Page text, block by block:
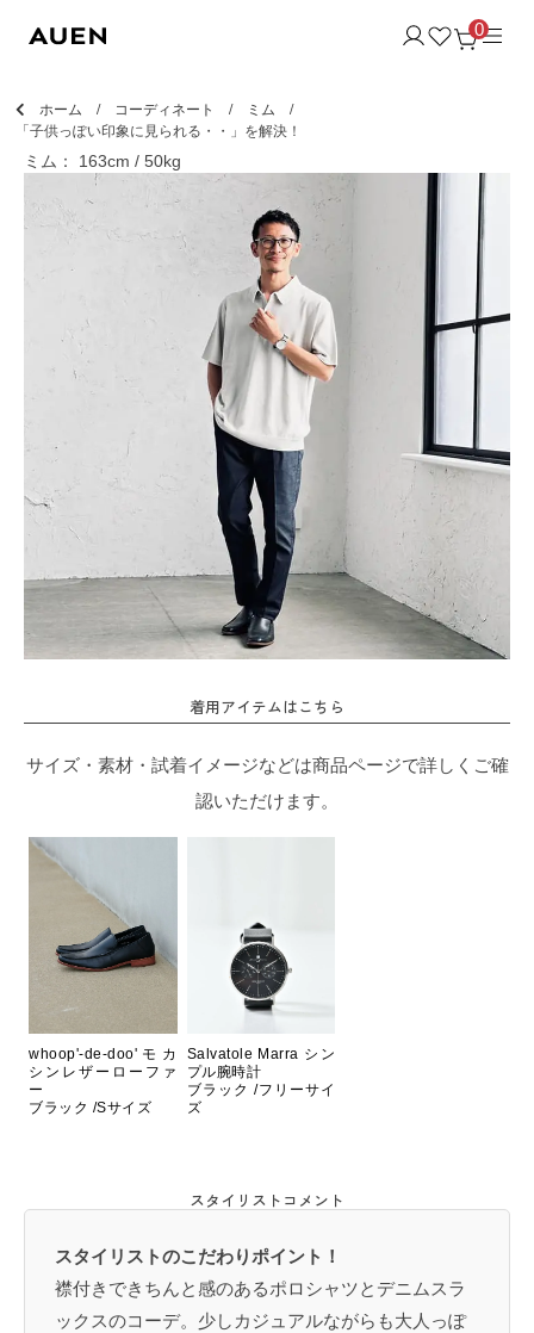
0
ホーム コーディネート
ミム
「子供っぽい印象に見られる・・」を解決！
ミム： 163cm / 50kg
着用アイテムはこちら
サイズ・素材・試着イメージなどは商品ページで詳しくご確
認いただけます。
whoop'-de-doo'モカ
シンレザーローファ
ー
ブラック /Sサイズ
Salvatole Marra シン
プル腕時計
ブラック /フリーサイ
ズ
スタイリストコメント
スタイリストのこだわりポイント！
襟付きできちんと感のあるポロシャツとデニムスラ
ックスのコーデ。少しカジュアルながらも大人っぽ